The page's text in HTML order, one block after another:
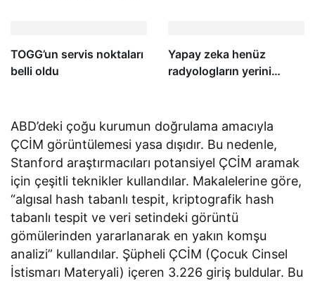
TOGG’un servis noktaları
belli oldu
Yapay zeka henüz
radyologların yerini
ABD’deki çoğu kurumun doğrulama amacıyla
ÇCİM görüntülemesi yasa dışıdır. Bu nedenle,
Stanford araştırmacıları potansiyel ÇCİM aramak
için çeşitli teknikler kullandılar. Makalelerine göre,
“algısal hash tabanlı tespit, kriptografik hash
tabanlı tespit ve veri setindeki görüntü
gömülerinden yararlanarak en yakın komşu
analizi” kullandılar. Şüpheli ÇCİM (Çocuk Cinsel
İstismarı Materyali) içeren 3.226 giriş buldular. Bu